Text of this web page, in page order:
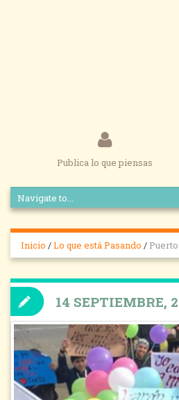
Publica lo que piensas
Inicio /Lo que está Pasando /
14 SEPTIEMBRE,